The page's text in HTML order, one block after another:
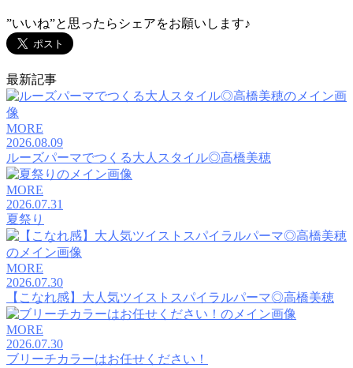
”いいね”と思ったらシェアをお願いします♪
最新記事
MORE
2026.08.09
ルーズパーマでつくる大人スタイル◎高橋美穂
MORE
2026.07.31
夏祭り
MORE
2026.07.30
【こなれ感】大人気ツイストスパイラルパーマ◎高橋美穂
MORE
2026.07.30
ブリーチカラーはお任せください！